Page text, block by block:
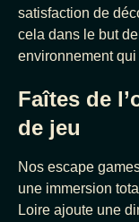
satisfaction de
cela dans le but
environnement
Faîtes de
de jeu
Nos escape
une immersion
Loire ajoute une